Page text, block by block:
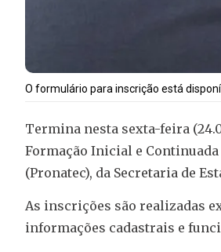
O formulário para inscrição está
Termina nesta sexta-feira
Formação Inicial e
(Pronatec), da Secretaria de
As inscrições são realizadas
informações cadastrais e